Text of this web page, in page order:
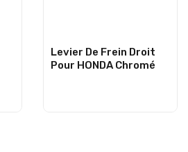
Levier De Frein Droit
Pour HONDA Chromé